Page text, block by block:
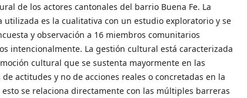
de los actores cantonales del barrio Buena Fe. La
utilizada es la cualitativa con un estudio exploratorio y se
y observación a 16 miembros comunitarios
intencionalmente. La gestión cultural está caracterizada
cultural que se sustenta mayormente en las
actitudes y no de acciones reales o concretadas en la
se relaciona directamente con las múltiples barreras